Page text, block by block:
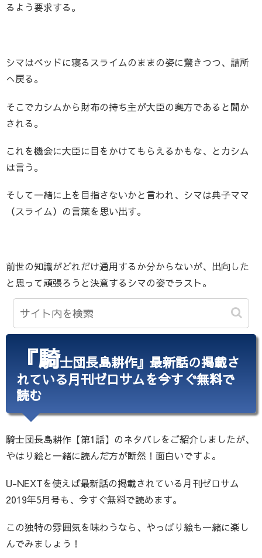
るよう要求する。
シマはベッドに寝るスライムのままの姿に驚きつつ、詰所
へ戻る。
そこでカシムから財布の持ち主が大臣の奥方であると聞か
される。
これを機会に大臣に目をかけてもらえるかもな、とカシム
は言う。
そして一緒に上を目指さないかと言われ、シマは典子ママ
（スライム）の言葉を思い出す。
前世の知識がどれだけ通用するか分からないが、出向した
と思って頑張ろうと決意するシマの姿でラスト。
『騎士団長島耕作』最新話の掲載さ
れている月刊ゼロサムを今すぐ無料で
読む
騎士団長島耕作【第1話】のネタバレをご紹介しましたが、
やはり絵と一緒に読んだ方が断然！面白いですよ。
U-NEXTを使えば最新話の掲載されている月刊ゼロサム
2019年5月号も、今すぐ無料で読めます。
この独特の雰囲気を味わうなら、やっぱり絵も一緒に楽し
んでみましょう！